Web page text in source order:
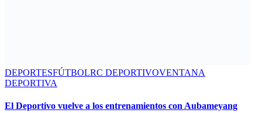
DEPORTESFÚTBOLRC DEPORTIVOVENTANA
DEPORTIVA
El Deportivo vuelve a los entrenamientos con Aubameyang